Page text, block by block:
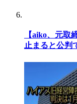
【aiko、元取
止まると公判